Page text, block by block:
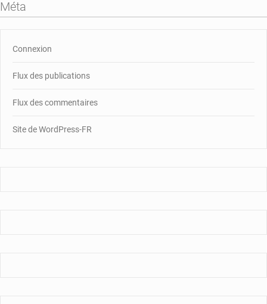
Méta
Connexion
Flux des publications
Flux des commentaires
Site de WordPress-FR